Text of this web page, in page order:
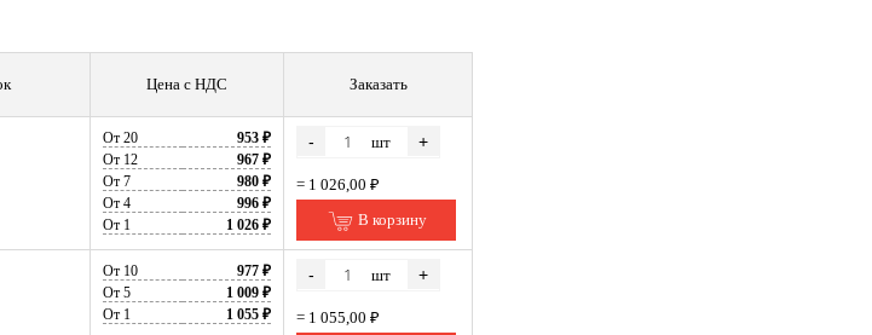
Цена с НДС Заказать
От 20
953 ₽
От 12
967 ₽
От 7
980 ₽
От 4
996 ₽
От 1
1 026 ₽
- шт +
= 1 026,00 ₽
В корзину
От 10
977 ₽
От 5
1 009 ₽
От 1
1 055 ₽
- шт +
= 1 055,00 ₽